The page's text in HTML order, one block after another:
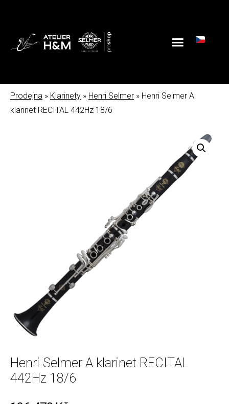
Prodejna » Klarinety » Henri Selmer » Henri Selmer A
klarinet RECITAL 442Hz 18/6
Henri Selmer A klarinet RECITAL
442Hz 18/6